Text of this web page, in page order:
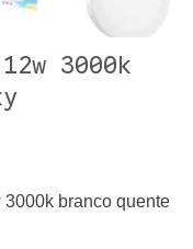
3000k
branco quente